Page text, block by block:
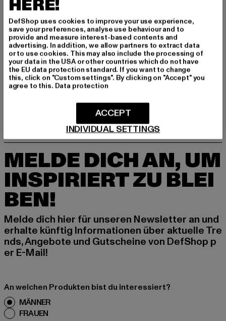
URBAN CLASSICS
Straight Leg Camo
22,00 EUR
Derzeitiger Preis: 22,00 EUR
49,99 EUR Aktionspreis: 49,99 EUR
MELDE DICH AN, UM
INSPIRIERT ZU BLEI
BEN!
Melde dich hier für unseren Newsletter an und
erhalte künftig Informationen über aktuelle Tre
nds, Angebote und Gutscheine von DefShop p
er E-Mail!
An welchen Produkten bist du interessiert?
MÄNNER
FRAUEN
HERE!
DefShop uses cookies to improve your use experience,
save your preferences, analyse use behaviour and to
provide and measure interest-based contents and
advertising. In addition, we allow partners to extract data
or to use cookies. This may also include the processing of
your data in the USA or other countries which do not have
the EU data protection standard. If you want to change
this, click on "Custom settings". By clicking on "Accept" you
agree to this. Data protection
INDIVIDUAL SETTINGS
ACCEPT